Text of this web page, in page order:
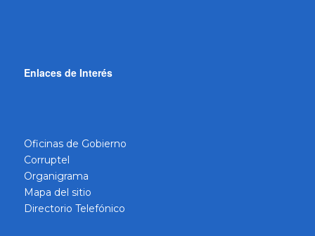
Enlaces de Interés
Oficinas de Gobierno
Corruptel
Organigrama
Mapa del sitio
Directorio Telefónico